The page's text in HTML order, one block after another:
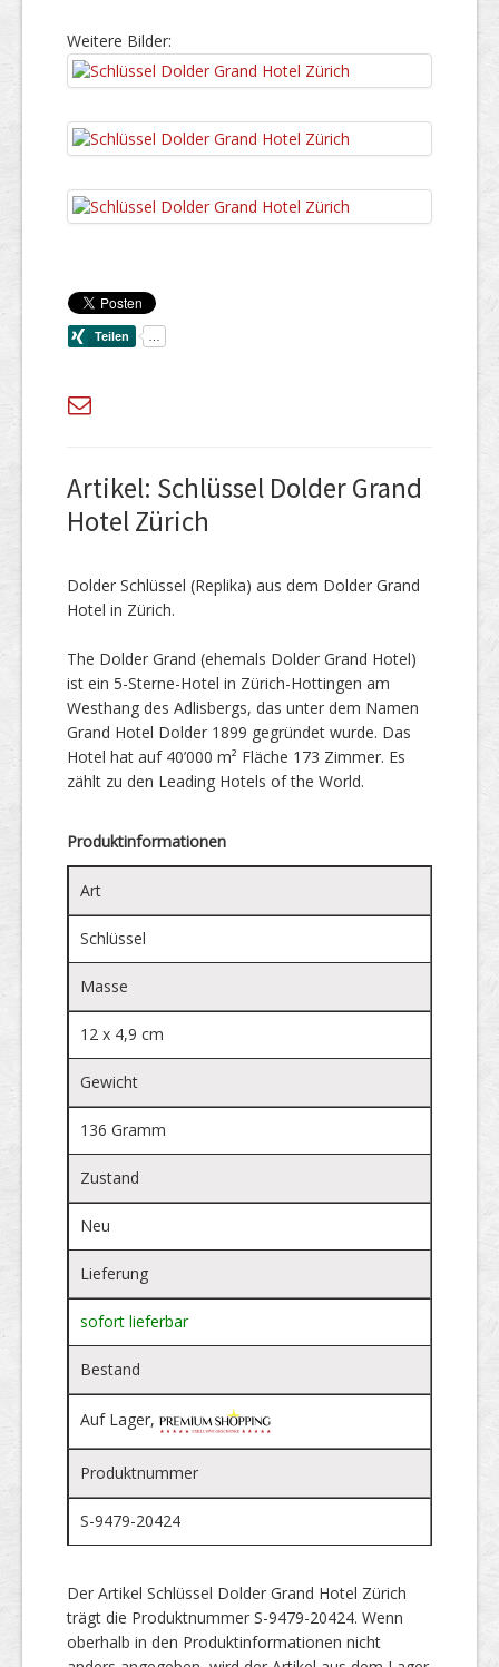
Weitere Bilder:
Artikel: Schlüssel Dolder Grand
Hotel Zürich
Dolder Schlüssel (Replika) aus dem Dolder Grand
Hotel in Zürich.
The Dolder Grand (ehemals Dolder Grand Hotel)
ist ein 5-Sterne-Hotel in Zürich-Hottingen am
Westhang des Adlisbergs, das unter dem Namen
Grand Hotel Dolder 1899 gegründet wurde. Das
Hotel hat auf 40’000 m² Fläche 173 Zimmer. Es
zählt zu den Leading Hotels of the World.
Produktinformationen
Art
Schlüssel
Masse
12 x 4,9 cm
Gewicht
136 Gramm
Zustand
Neu
Lieferung
sofort lieferbar
Bestand
Auf Lager,
Produktnummer
S-9479-20424
Der Artikel Schlüssel Dolder Grand Hotel Zürich
trägt die Produktnummer S-9479-20424. Wenn
oberhalb in den Produktinformationen nicht